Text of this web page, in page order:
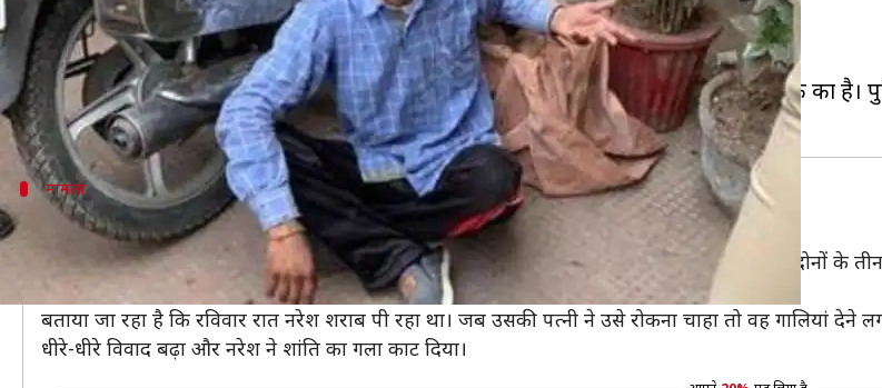
उत्तर प्रदेश में एक व्यक्ति ने शराब पीने से रोके जाने पर अपनी पत्नी का सिर काट दिया।
उसकी बर्बरता की हद यहीं खत्म नहीं हुई है और वह कटा हुआ सिर लेकर पुलिस स्टेशन पहुंच गया।
यह दिल दहला देने वाला मामला आगरा के हरि पर्वत पुलिस थाने के तहत आने वाले एत्माद्दौला इलाके का है।
मामला
शराब के कारण में घर में होती थी अनबन
बतौर रिपोर्ट्स, टीवी मैकेनिक का काम करने वाले आरोपी नरेश की 17 साल पहले शांति से शादी हुई थी। दोनों के
आरोपी शराब का आदी है, जिस वजह से उसकी अपनी पत्नी के साथ अनबन रहती थी।
बताया जा रहा है कि रविवार रात नरेश शराब पी रहा था। जब उसकी पत्नी ने उसे रोकना चाहा तो वह गालियां देने
धीरे-धीरे विवाद बढ़ा और नरेश ने शांति का गला काट दिया।